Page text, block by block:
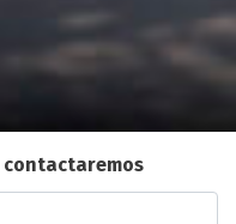
contactaremos